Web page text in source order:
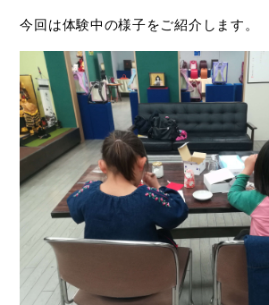
今回は体験中の様子をご紹介します。